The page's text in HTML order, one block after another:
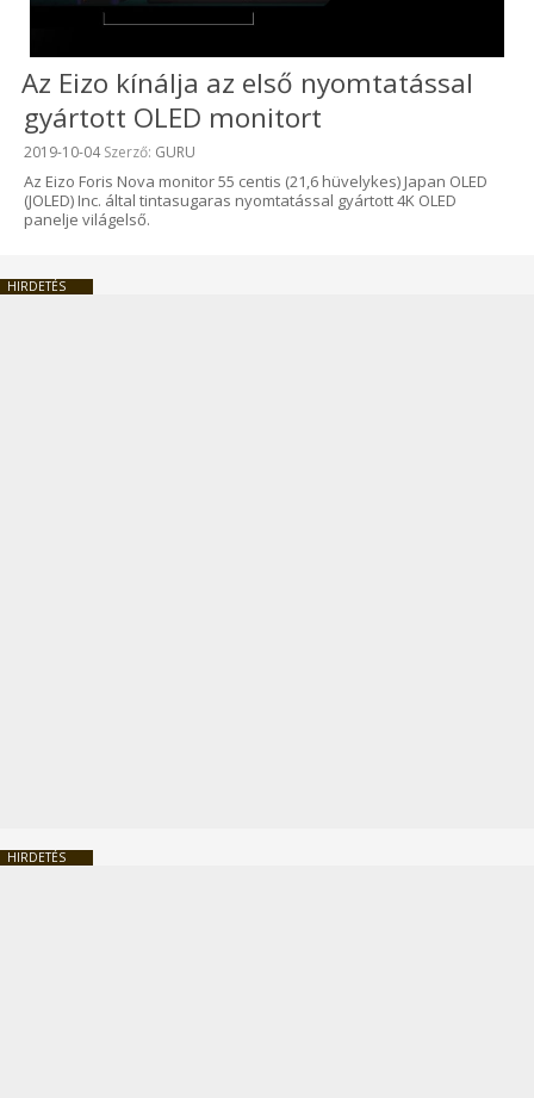
Az Eizo kínálja az első nyomtatással
gyártott OLED monitort
Beküldve:
2019-10-04Szerző: GURU
Az Eizo Foris Nova monitor 55 centis (21,6 hüvelykes) Japan OLED
(JOLED) Inc. által tintasugaras nyomtatással gyártott 4K OLED
panelje világelső.
HIRDETÉS
HIRDETÉS